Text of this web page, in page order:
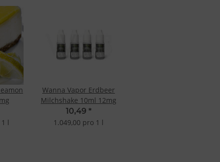
l
Wanna Vapor Erdbeer
Milchshake 10ml 12mg
10,49 *
1.049,00 pro 1 l